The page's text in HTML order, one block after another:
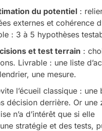
du potentiel :
externes et cohérence
: 3 à 5 hypothèses
et test terrain :
Livrable : une liste
une mesure.
l’écueil classique : une
décision derrière. Or une
n’a d’intérêt que si elle
stratégie et des tests,